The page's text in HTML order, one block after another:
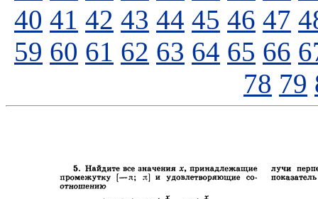
40 41 42 43 44 45 46 47
59 60 61 62 63 64 65 66
78 79